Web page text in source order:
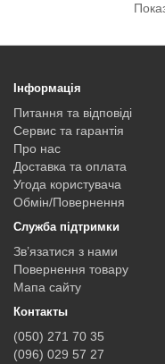
Інформація
Питання та відповіді
Сервис та гарантія
Про нас
Доставка та оплата
Угода користувача
Обмін/Повернення
Служба підтримки
Зв’язатися з нами
Повернення товару
Мапа сайту
Контакты
(050) 271 70 35
(096) 029 57 27